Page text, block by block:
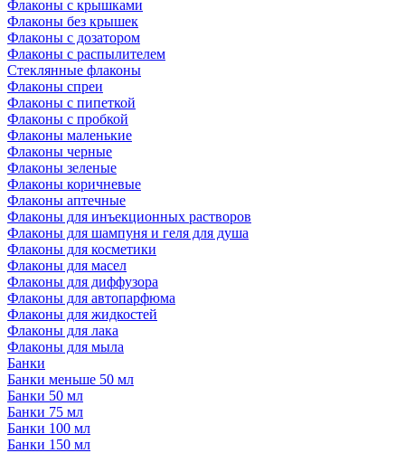
Флаконы с крышками
Флаконы без крышек
Флаконы с дозатором
Флаконы с распылителем
Стеклянные флаконы
Флаконы cпреи
Флаконы с пипеткой
Флаконы с пробкой
Флаконы маленькие
Флаконы черные
Флаконы зеленые
Флаконы коричневые
Флаконы аптечные
Флаконы для инъекционных растворов
Флаконы для шампуня и геля для душа
Флаконы для косметики
Флаконы для масел
Флаконы для диффузора
Флаконы для автопарфюма
Флаконы для жидкостей
Флаконы для лака
Флаконы для мыла
Банки
Банки меньше 50 мл
Банки 50 мл
Банки 75 мл
Банки 100 мл
Банки 150 мл